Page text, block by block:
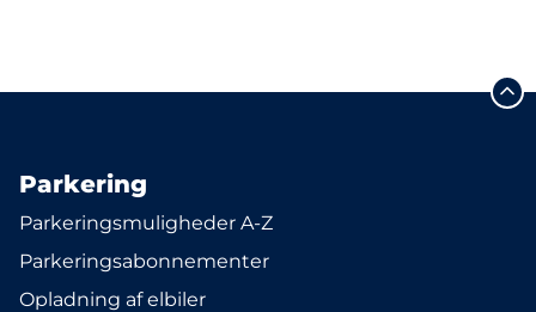
Parkering
Parkeringsmuligheder A-Z
Parkeringsabonnementer
Opladning af elbiler